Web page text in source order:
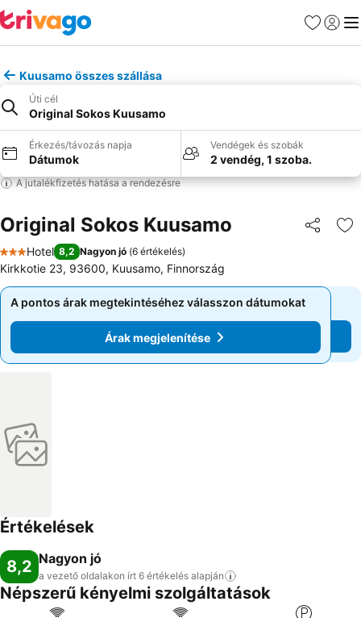
Kedvencek
Kuusamo összes szállása
Úti cél
Original Sokos Kuusamo
Érkezés/távozás napja
Dátumok
Vendégek és szobák
2 vendég, 1 szoba.
A jutalékfizetés hatása a rendezésre
Original Sokos Kuusamo
3 Kategória
Hotel 8,2 Nagyon jó (6 értékelés)
Kirkkotie 23, 93600, Kuusamo, Finnország
A pontos árak megtekintéséhez válasszon dátumokat
Árak megjelenítése
A pontos árak megtekintéséhez válasszon dátumokat
Árak megjelenítése
Értékelések
8,2 Nagyon jó
a vezető oldalakon írt 6 értékelés alapján
Népszerű kényelmi szolgáltatások